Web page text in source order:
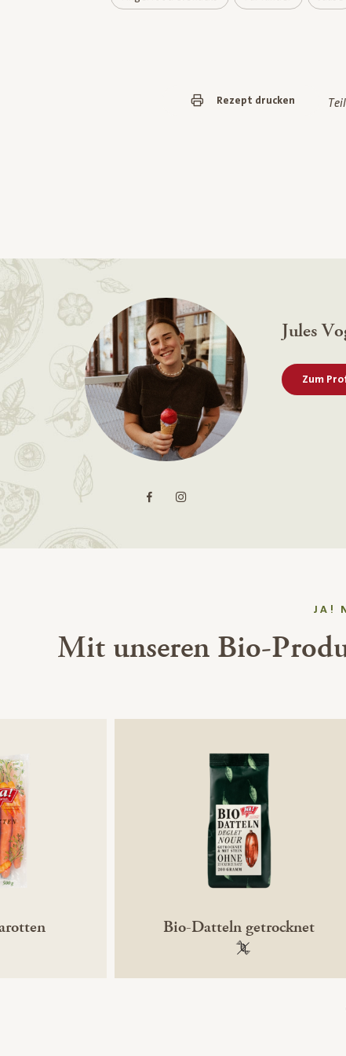
Rezept drucken
Jules
Zum
JA!
Mit unseren Bio-
gentechnikfrei
Bio-Datteln getrocknet
100 % gentechnikfrei